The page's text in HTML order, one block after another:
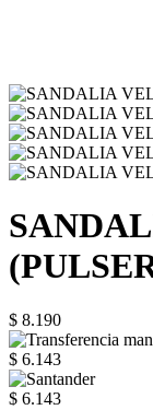
$ 8.190
$ 6.143
$ 6.143